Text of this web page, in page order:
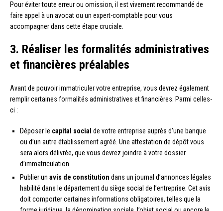
Pour éviter toute erreur ou omission, il est vivement recommandé de
faire appel à un avocat ou un expert-comptable pour vous
accompagner dans cette étape cruciale.
3. Réaliser les formalités administratives
et financières préalables
Avant de pouvoir immatriculer votre entreprise, vous devrez également
remplir certaines formalités administratives et financières. Parmi celles-
ci :
Déposer le capital social de votre entreprise auprès d’une banque
ou d’un autre établissement agréé. Une attestation de dépôt vous
sera alors délivrée, que vous devrez joindre à votre dossier
d’immatriculation.
Publier un avis de constitution dans un journal d’annonces légales
habilité dans le département du siège social de l’entreprise. Cet avis
doit comporter certaines informations obligatoires, telles que la